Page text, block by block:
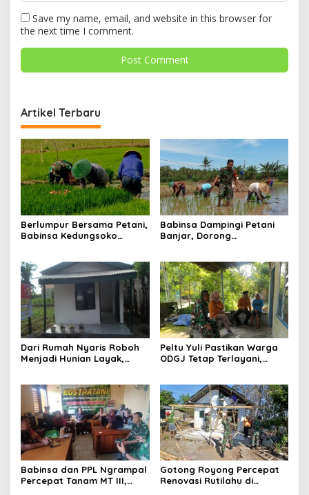
Save my name, email, and website in this browser for
the next time I comment.
Artikel Terbaru
Berlumpur Bersama Petani,
Babinsa Kedungsoko
Babinsa Dampingi Petani
Banjar, Dorong
Dari Rumah Nyaris Roboh
Menjadi Hunian Layak,
Peltu Yuli Pastikan Warga
ODGJ Tetap Terlayani,
Babinsa dan PPL Ngrampal
Percepat Tanam MT III,
Gotong Royong Percepat
Renovasi Rutilahu di